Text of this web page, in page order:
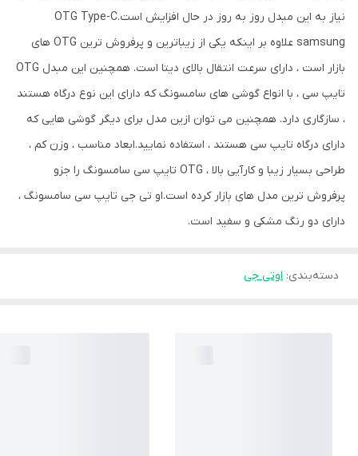
نیاز به این مبدل روز به روز در حال افزایش است.OTG Type-C
samsung علاوه بر اینکه یکی از زیباترین و پرفروش ترین OTG های
بازار است ، دارای سرعت انتقال بالای دیتا است. همچنین این مبدل OTG
تایپ سی ، با انواع گوشی های سامسونگ که دارای این نوع درگاه هستند
، سازگاری دارد. همچنین می توان ازین مدل برای دیگر گوشی هایی که
دارای درگاه تایپ سی هستند ، استفاده نمایید.ابعاد مناسب ، وزن کم ،
طراحی بسیار زیبا و کارآیی بالا ، OTG تایپ سی سامسونگ را جزو
پرفروش ترین مدل های بازار کرده است.او تی جی تایپ سی سامسونگ ،
دارای دو رنگ مشکی و سفید است.
دسته‌بندی: اوتی جی